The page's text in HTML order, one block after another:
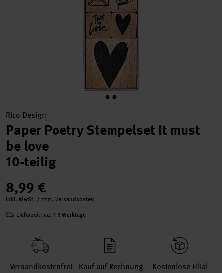
Rico Design
Paper Poetry Stempelset It must
be love
10-teilig
8,99 €
inkl. MwSt. / zzgl. Versandkosten
Lieferzeit: ca. 1-3 Werktage
Versand­kosten­frei
Kauf auf Rechnung
Kosten­lose Filial­